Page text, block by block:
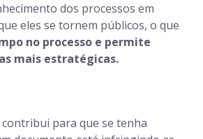
dos processos em
eles se tornem públicos, o que
no processo e permite
mais estratégicas.
contribui para que se tenha